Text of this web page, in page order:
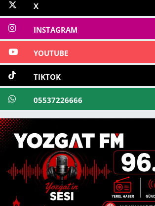
X
INSTAGRAM
YOUTUBE
TIKTOK
05537226666